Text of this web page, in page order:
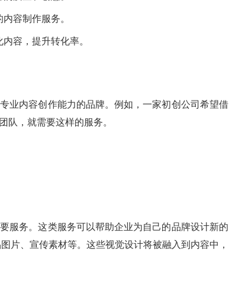
容制作服务。
容，提升转化率。
业内容创作能力的品牌。例如，一家初创公司希望借
队，就需要这样的服务。
服务。这类服务可以帮助企业为自己的品牌设计新的
片、宣传素材等。这些视觉设计将被融入到内容中，